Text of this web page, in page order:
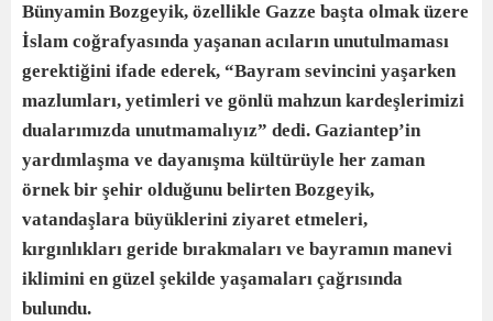
Bünyamin Bozgeyik, özellikle Gazze başta olmak üzere
İslam coğrafyasında yaşanan acıların unutulmaması
gerektiğini ifade ederek, “Bayram sevincini yaşarken
mazlumları, yetimleri ve gönlü mahzun kardeşlerimizi
dualarımızda unutmamalıyız” dedi. Gaziantep’in
yardımlaşma ve dayanışma kültürüyle her zaman
örnek bir şehir olduğunu belirten Bozgeyik,
vatandaşlara büyüklerini ziyaret etmeleri,
kırgınlıkları geride bırakmaları ve bayramın manevi
iklimini en güzel şekilde yaşamaları çağrısında
bulundu.